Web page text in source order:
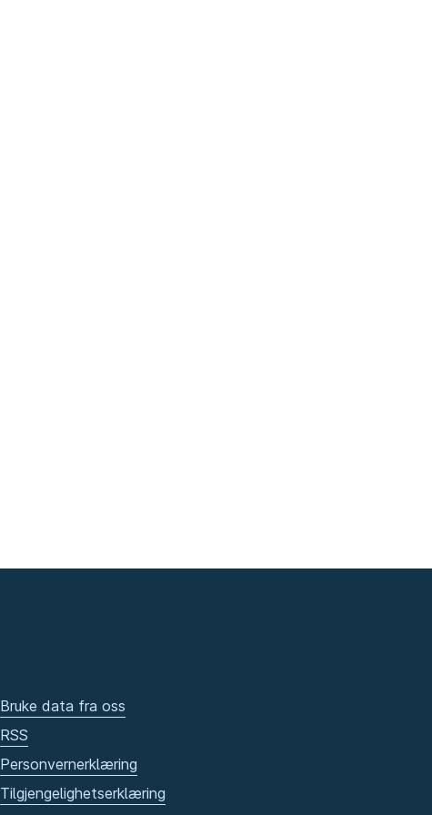
Bruke data fra oss
RSS
Personvernerklæring
Tilgjengelighetserklæring